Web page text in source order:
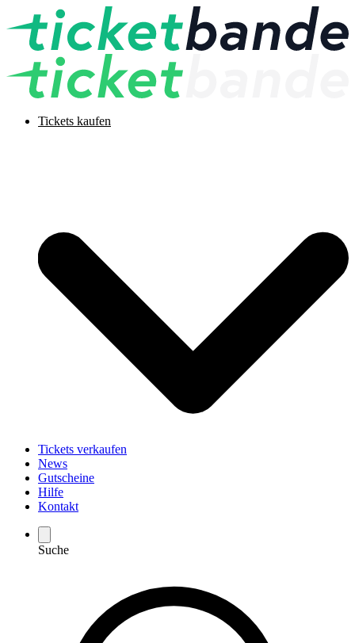
Tickets kaufen
Tickets verkaufen
News
Gutscheine
Hilfe
Kontakt
Suche